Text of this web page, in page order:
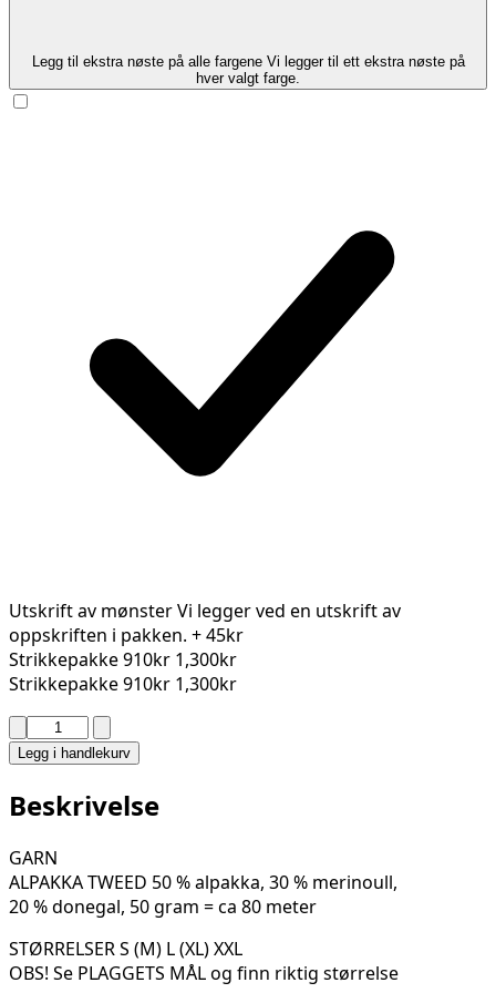
Legg til ekstra nøste på alle fargene Vi legger til ett ekstra nøste på
hver valgt farge.
Utskrift av mønsterVi legger ved en utskrift av
oppskriften i pakken. + 45kr
Strikkepakke910kr 1,300kr
Strikkepakke910kr 1,300kr
CATRINA
CARDIGAN
79-
11
antall
Legg i handlekurv
Beskrivelse
GARN
ALPAKKA TWEED 50 % alpakka, 30 % merinoull,
20 % donegal, 50 gram = ca 80 meter
STØRRELSER S (M) L (XL) XXL
OBS! Se PLAGGETS MÅL og finn riktig størrelse